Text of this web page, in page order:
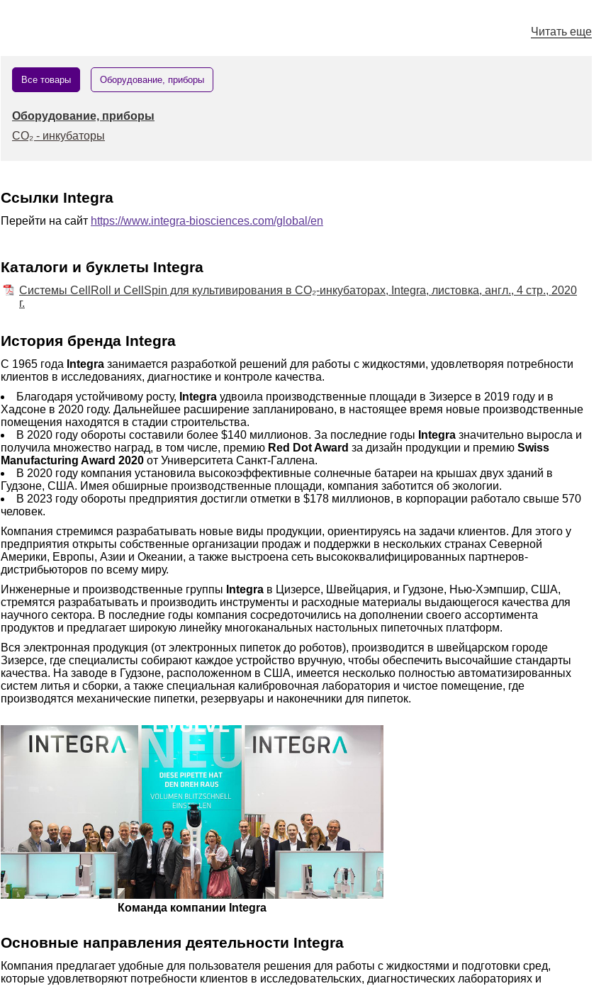
Читать еще
Все товары Оборудование, приборы
Оборудование, приборы
СО₂ - инкубаторы
Ссылки Integra
Перейти на сайт https://www.integra-biosciences.com/global/en
Каталоги и буклеты Integra
Системы CellRoll и CellSpin для культивирования в CO₂-инкубаторах, Integra, листовка, англ., 4 стр., 2020
г.
История бренда Integra
С 1965 года Integra занимается разработкой решений для работы с жидкостями, удовлетворяя потребности
клиентов в исследованиях, диагностике и контроле качества.
Благодаря устойчивому росту, Integra удвоила производственные площади в Зизерсе в 2019 году и в
Хадсоне в 2020 году. Дальнейшее расширение запланировано, в настоящее время новые производственные
помещения находятся в стадии строительства.
В 2020 году обороты составили более $140 миллионов. За последние годы Integra значительно выросла и
получила множество наград, в том числе, премию Red Dot Award за дизайн продукции и премию Swiss
Manufacturing Award 2020 от Университета Санкт-Галлена.
В 2020 году компания установила высокоэффективные солнечные батареи на крышах двух зданий в
Гудзоне, США. Имея обширные производственные площади, компания заботится об экологии.
В 2023 году обороты предприятия достигли отметки в $178 миллионов, в корпорации работало свыше 570
человек.
Компания стремимся разрабатывать новые виды продукции, ориентируясь на задачи клиентов. Для этого у
предприятия открыты собственные организации продаж и поддержки в нескольких странах Северной
Америки, Европы, Азии и Океании, а также выстроена сеть высококвалифицированных партнеров-
дистрибьюторов по всему миру.
Инженерные и производственные группы Integra в Цизерсе, Швейцария, и Гудзоне, Нью-Хэмпшир, США,
стремятся разрабатывать и производить инструменты и расходные материалы выдающегося качества для
научного сектора. В последние годы компания сосредоточились на дополнении своего ассортимента
продуктов и предлагает широкую линейку многоканальных настольных пипеточных платформ.
Вся электронная продукция (от электронных пипеток до роботов), производится в швейцарском городе
Зизерсе, где специалисты собирают каждое устройство вручную, чтобы обеспечить высочайшие стандарты
качества. На заводе в Гудзоне, расположенном в США, имеется несколько полностью автоматизированных
систем литья и сборки, а также специальная калибровочная лаборатория и чистое помещение, где
производятся механические пипетки, резервуары и наконечники для пипеток.
Команда компании Integra
Основные направления деятельности Integra
Компания предлагает удобные для пользователя решения для работы с жидкостями и подготовки сред,
которые удовлетворяют потребности клиентов в исследовательских, диагностических лабораториях и